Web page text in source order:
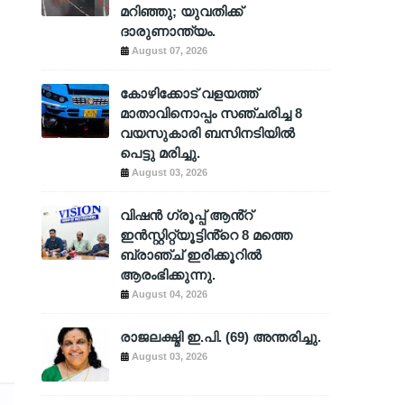
മറിഞ്ഞു; യുവതിക്ക്
ദാരുണാന്ത്യം.
August 07, 2026
കോഴിക്കോട് വളയത്ത്
മാതാവിനൊപ്പം സഞ്ചരിച്ച 8
വയസുകാരി ബസിനടിയിൽ
പെട്ടു മരിച്ചു.
August 03, 2026
വിഷൻ ഗ്രൂപ്പ് ആൻ്റ്
ഇൻസ്റ്റിറ്റ്യൂട്ടിൻ്റെ 8 മത്തെ
ബ്രാഞ്ച് ഇരിക്കൂറിൽ
ആരംഭിക്കുന്നു.
August 04, 2026
രാജലക്ഷ്മി ഇ.പി. (69) അന്തരിച്ചു.
August 03, 2026